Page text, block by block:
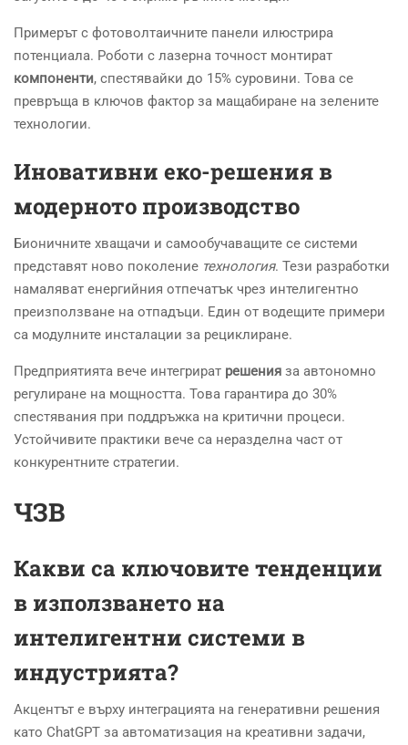
Примерът с фотоволтаичните панели илюстрира
потенциала. Роботи с лазерна точност монтират
компоненти, спестявайки до 15% суровини. Това се
превръща в ключов фактор за мащабиране на зелените
технологии.
Иновативни еко-решения в
модерното производство
Бионичните хващачи и самообучаващите се системи
представят ново поколение технология. Тези разработки
намаляват енергийния отпечатък чрез интелигентно
преизползване на отпадъци. Един от водещите примери
са модулните инсталации за рециклиране.
Предприятията вече интегрират решения за автономно
регулиране на мощността. Това гарантира до 30%
спестявания при поддръжка на критични процеси.
Устойчивите практики вече са неразделна част от
конкурентните стратегии.
ЧЗВ
Какви са ключовите тенденции
в използването на
интелигентни системи в
индустрията?
Акцентът е върху интеграцията на генеративни решения
като ChatGPT за автоматизация на креативни задачи,